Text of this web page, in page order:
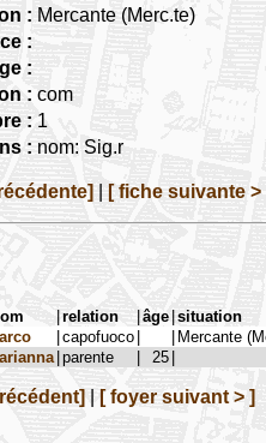
: Mercante (Merc.te)
:
:
: com
: 1
: nom: Sig.r
[ fiche suivante >
|relation |âge |situation
|capofuoco | | Mercante
|parente | 25 |
[ foyer suivant > ]